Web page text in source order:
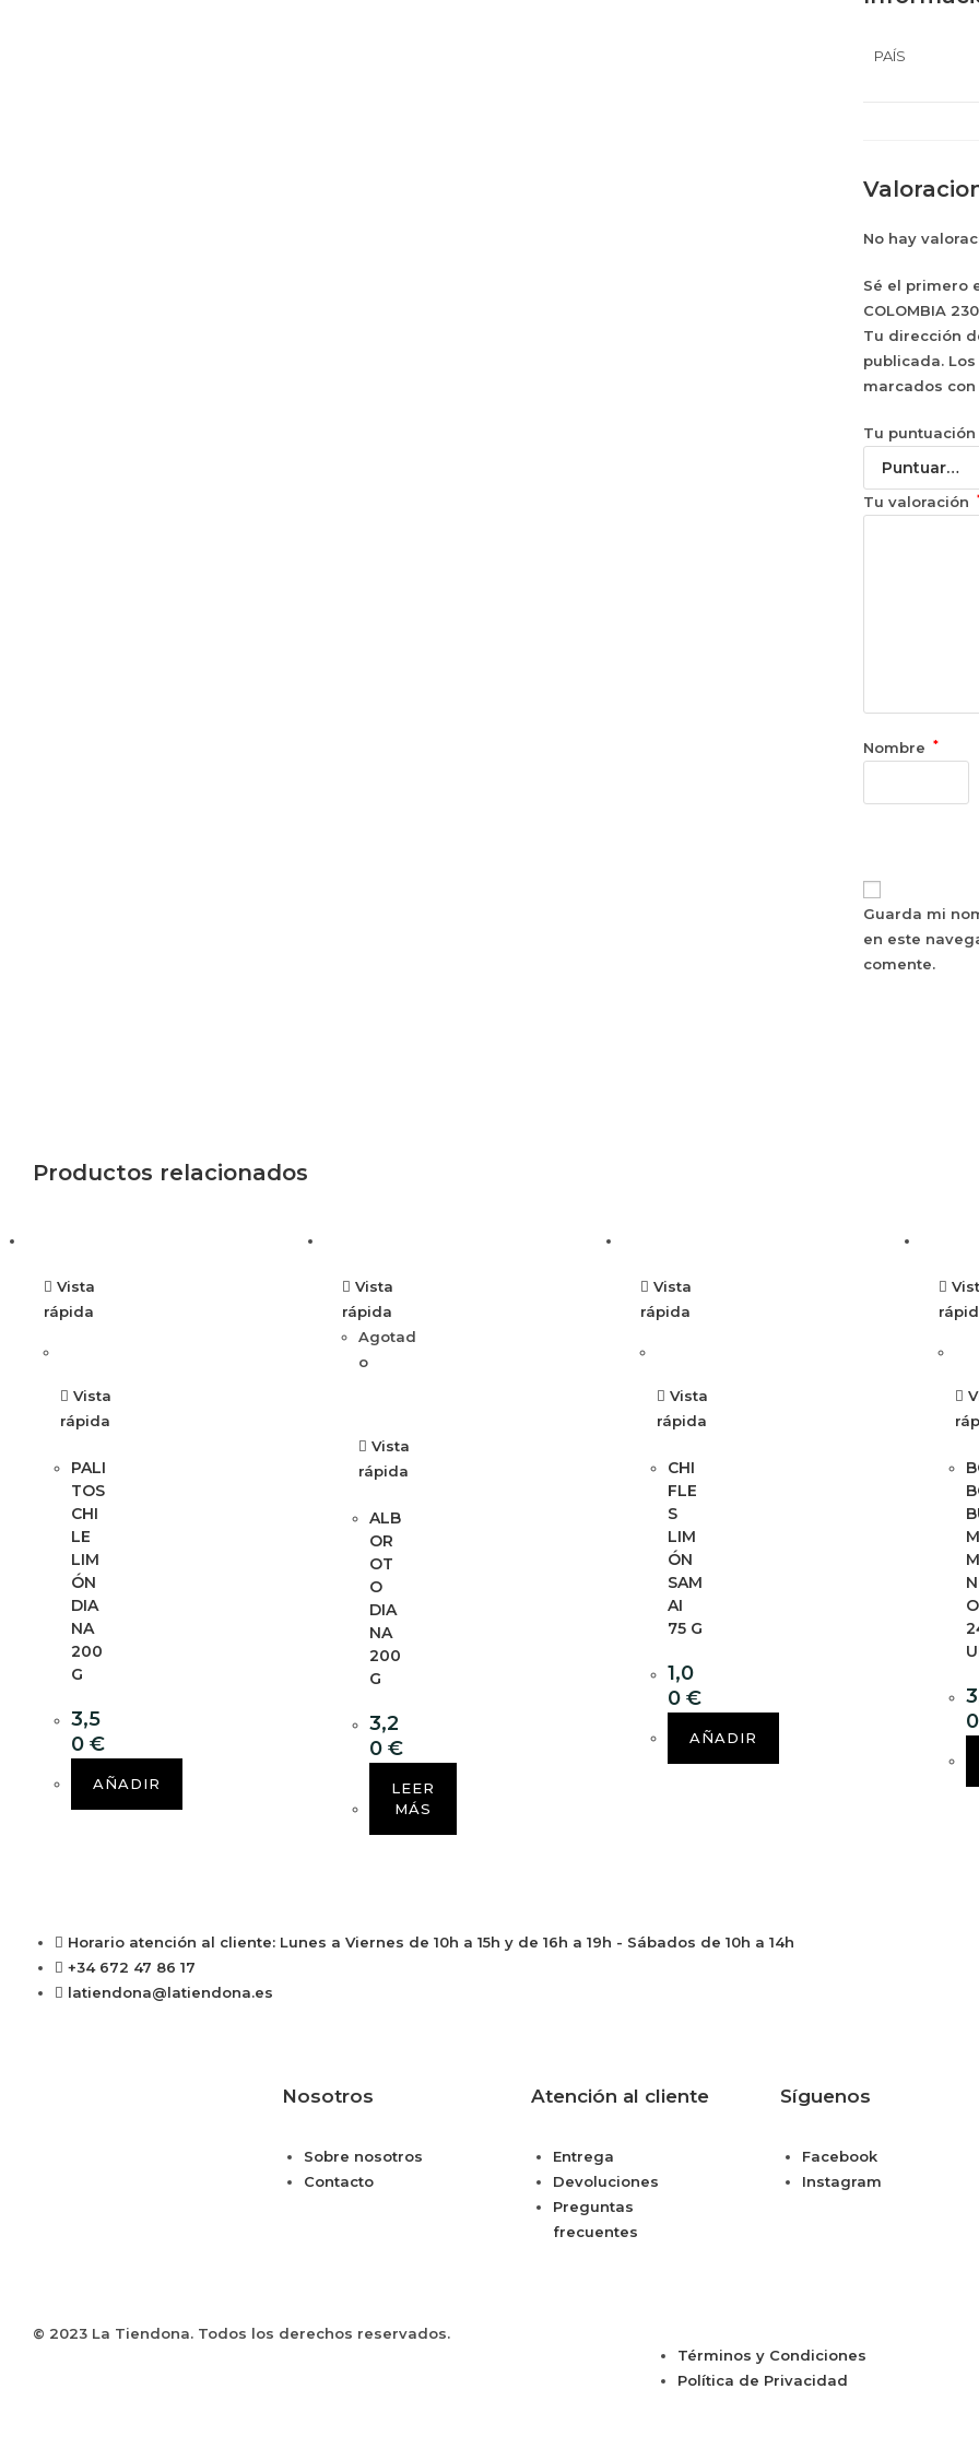
PAÍS
No hay
Sé el primero
COLOMBIA
Tu dirección
publicada.
marcados con
Tu puntuación
Tu valoración
Nombre *
Guarda mi
en este
comente.
Productos relacionados
Vista
rápida
Vista
rápida
PALI
TOS
CHI
LE
LIM
ÓN
DIA
NA
200
G
3,5
0 €
AÑADIR
Vista
rápida
Agotad
o
Vista
rápida
ALB
OR
OT
O
DIA
NA
200
G
3,2
0€
LEER
MÁS
Vista
rápida
Vista
rápida
CHI
FLE
S
LIM
ÓN
SAM
AI
75 G
1,0
0€
AÑADIR
M
O
Horario atención al cliente: Lunes a Viernes de 10h a 15h y de 16h a 19h - Sábados de 10h a 14h
+34 672 47 86 17
latiendona@latiendona.es
Nosotros
Sobre nosotros
Contacto
Atención al cliente
Entrega
Devoluciones
Preguntas
frecuentes
Síguenos
Facebook
Instagram
© 2023 La Tiendona. Todos los derechos reservados.
Términos y Condiciones
Política de Privacidad